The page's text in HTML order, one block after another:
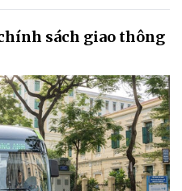
sách giao thông